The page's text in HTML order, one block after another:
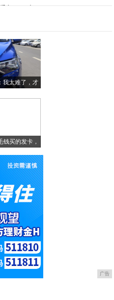
效之星”产品
Mate7
?
我太难了，才
钱买的发卡，
广告